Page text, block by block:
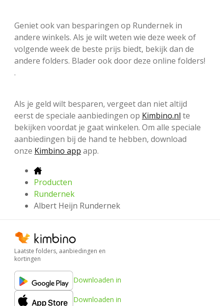
Geniet ook van besparingen op Rundernek in
andere winkels. Als je wilt weten wie deze week of
volgende week de beste prijs biedt, bekijk dan de
andere folders. Blader ook door deze online folders!
.
Als je geld wilt besparen, vergeet dan niet altijd
eerst de speciale aanbiedingen op Kimbino.nl te
bekijken voordat je gaat winkelen. Om alle speciale
aanbiedingen bij de hand te hebben, download
onze Kimbino app app.
Producten
Rundernek
Albert Heijn Rundernek
Laatste folders, aanbiedingen en
kortingen
Downloaden in
Downloaden in